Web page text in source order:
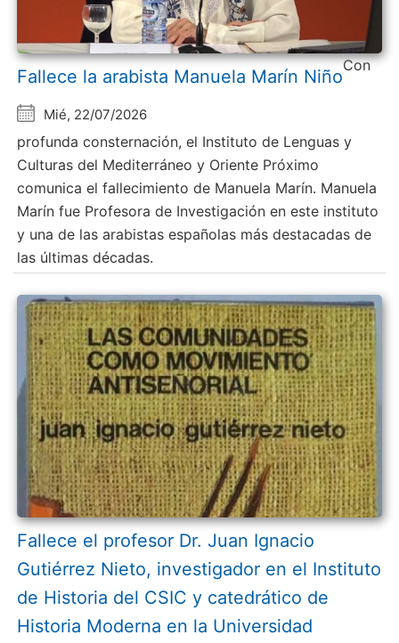
Fallece la arabista Manuela Marín Niño
Mié, 22/07/2026
Con
profunda consternación, el Instituto de Lenguas y
Culturas del Mediterráneo y Oriente Próximo
comunica el fallecimiento de Manuela Marín. Manuela
Marín fue Profesora de Investigación en este instituto
y una de las arabistas españolas más destacadas de
las últimas décadas.
Fallece el profesor Dr. Juan Ignacio
Gutiérrez Nieto, investigador en el Instituto
de Historia del CSIC y catedrático de
Historia Moderna en la Universidad